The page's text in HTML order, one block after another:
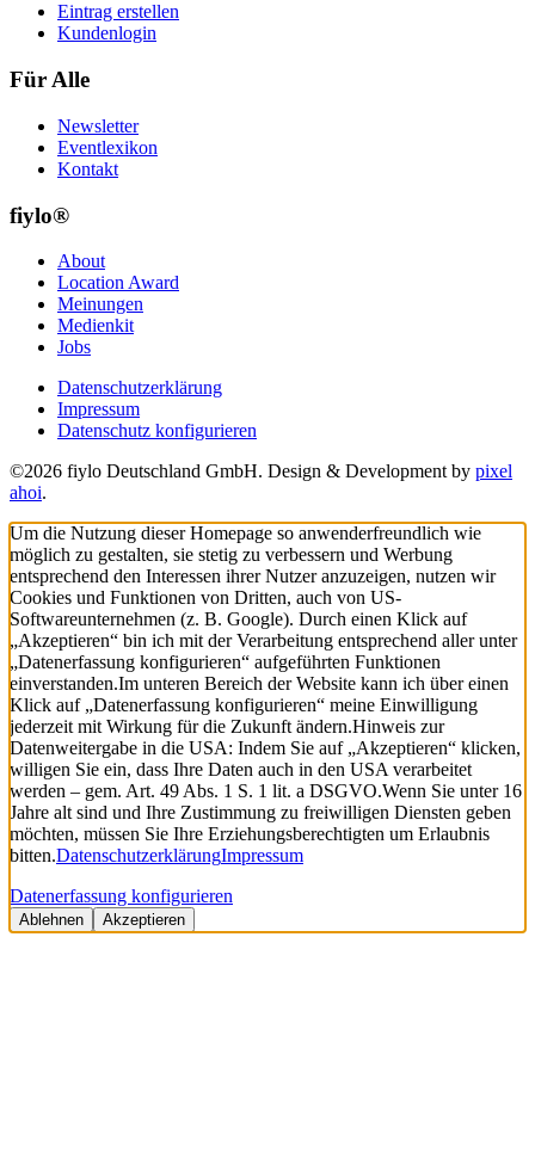
Eintrag erstellen
Kundenlogin
Für Alle
Newsletter
Eventlexikon
Kontakt
fiylo®
About
Location Award
Meinungen
Medienkit
Jobs
Datenschutzerklärung
Impressum
Datenschutz konfigurieren
©2026 fiylo Deutschland GmbH. Design & Development by pixel
ahoi.
Um die Nutzung dieser Homepage so anwenderfreundlich wie
möglich zu gestalten, sie stetig zu verbessern und Werbung
entsprechend den Interessen ihrer Nutzer anzuzeigen, nutzen wir
Cookies und Funktionen von Dritten, auch von US-
Softwareunternehmen (z. B. Google). Durch einen Klick auf
„Akzeptieren“ bin ich mit der Verarbeitung entsprechend aller unter
„Datenerfassung konfigurieren“ aufgeführten Funktionen
einverstanden.Im unteren Bereich der Website kann ich über einen
Klick auf „Datenerfassung konfigurieren“ meine Einwilligung
jederzeit mit Wirkung für die Zukunft ändern.Hinweis zur
Datenweitergabe in die USA: Indem Sie auf „Akzeptieren“ klicken,
willigen Sie ein, dass Ihre Daten auch in den USA verarbeitet
werden – gem. Art. 49 Abs. 1 S. 1 lit. a DSGVO.Wenn Sie unter 16
Jahre alt sind und Ihre Zustimmung zu freiwilligen Diensten geben
möchten, müssen Sie Ihre Erziehungsberechtigten um Erlaubnis
bitten.DatenschutzerklärungImpressum
Datenerfassung konfigurieren
Ablehnen Akzeptieren